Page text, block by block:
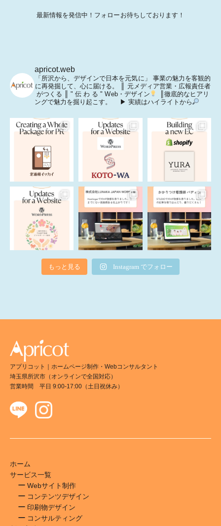
最新情報を発信中！フォローお待ちしております！
apricot.web
「所沢から、デザインで日本を元気に」
事業の魅力を客観的
に再発掘して、心に届ける。
║ 元メディア営業・広報責任者
がつくる ║ " 伝 わ る " Web・デザイン
║徹底的なヒアリ
ングで魅力を掘り起こす。
▶ 実績はハイライトから
もっと見る Instagram でフォロー
アプリコット｜ホームページ制作・Webコンサルタント
埼玉県所沢市（オンラインで全国対応）
営業時間 平日 9:00-17:00（土日祝休み）
ホーム
サービス一覧
Webサイト制作
コンテンツデザイン
印刷物デザイン
コンサルティング